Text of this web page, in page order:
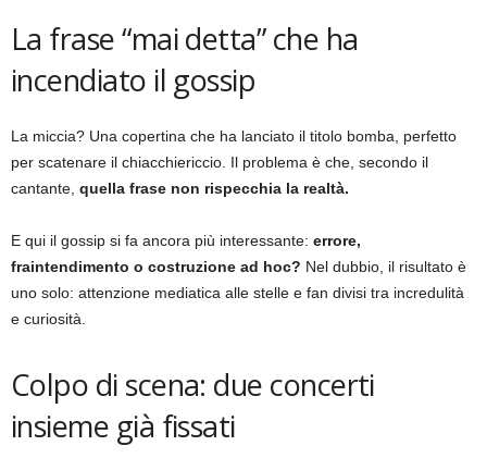
La frase “mai detta” che ha
incendiato il gossip
La miccia? Una copertina che ha lanciato il titolo bomba, perfetto
per scatenare il chiacchiericcio. Il problema è che, secondo il
cantante, quella frase non rispecchia la realtà.
E qui il gossip si fa ancora più interessante: errore,
fraintendimento o costruzione ad hoc? Nel dubbio, il risultato è
uno solo: attenzione mediatica alle stelle e fan divisi tra incredulità
e curiosità.
Colpo di scena: due concerti
insieme già fissati